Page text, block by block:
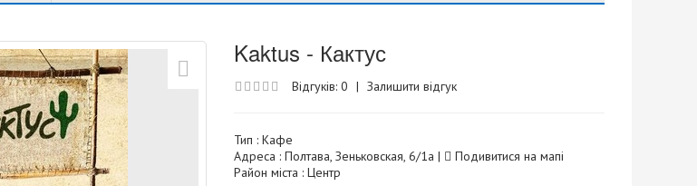
Kaktus - Кактус
Відгуків: 0 | Залишити відгук
Тип :Кафе
Адреса : Полтава, Зеньковская, 6/1а |
Подивитися на мапі
Район міста : Центр